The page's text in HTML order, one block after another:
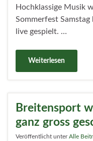
Hochklassige Musik
Sommerfest Samstag
live gespielt. …
Weiterlesen
Breitensport
ganz gross
Veröffentlicht unterAlle